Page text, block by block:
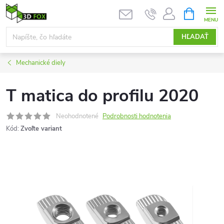
Prejsť
na
obsah
HĽADAŤ
KOŠÍK
Mechanické diely
T matica do profilu 2020
Neohodnotené Podrobnosti hodnotenia
Kód: Zvoľte variant